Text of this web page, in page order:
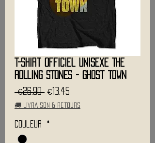
T-Shirt Officiel Unisexe THE
ROLLING STONES - Ghost Town
€26.90 Regular
Price
€13.45
Price
🚚 Livraison & retours
Couleur *